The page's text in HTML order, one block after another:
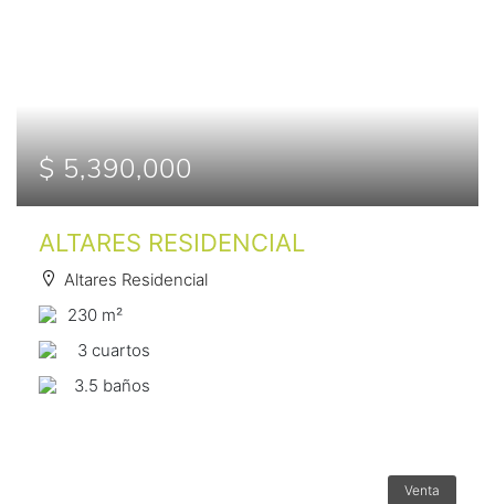
$ 5,390,000
ALTARES RESIDENCIAL
Altares Residencial
230 m²
3 сuartos
3.5 baños
Venta